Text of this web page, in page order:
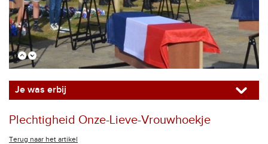
Je was erbij
Plechtigheid Onze-Lieve-Vrouwhoekje
Terug naar het artikel